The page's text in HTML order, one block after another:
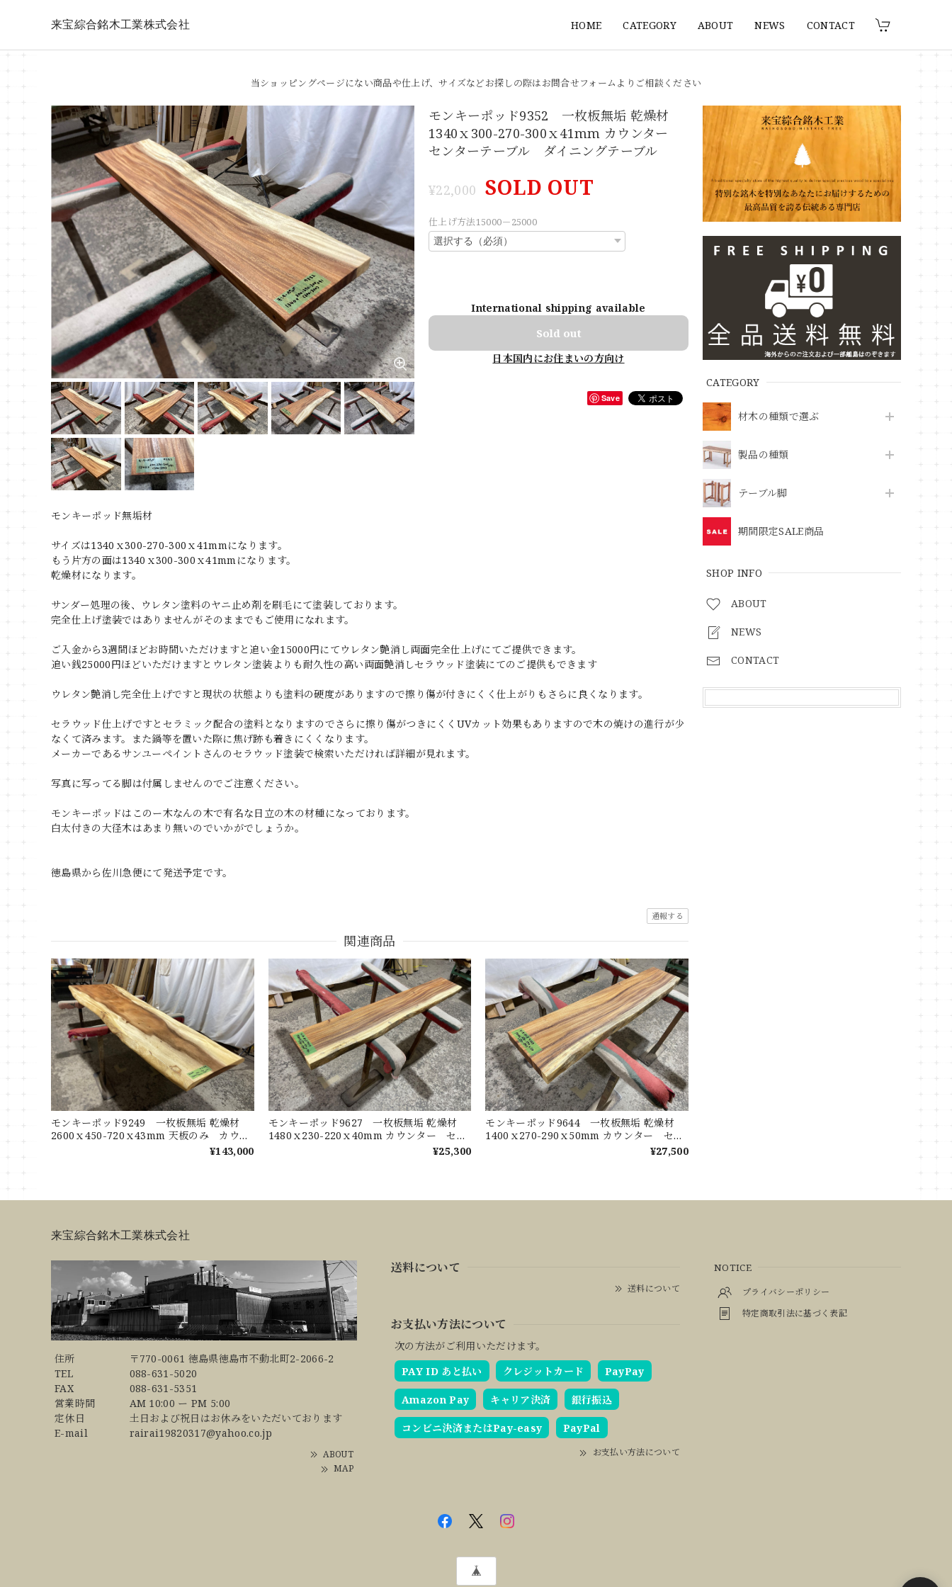
来宝綜合銘木工業株式会社 HOME CATEGORY ABOUT NEWS CONTACT
当ショッピングページにない商品や仕上げ、サイズなどお探しの際はお問合せフォームよりご相談ください
CATEGORY
材木の種類で選ぶ
製品の種類
テーブル脚
期間限定SALE商品
SHOP INFO
ABOUT
NEWS
CONTACT
モンキーポッド9352 一枚板無垢 乾燥材
1340ｘ300-270-300ｘ41mm カウンター
センターテーブル ダイニングテーブル
¥22,000 SOLD OUT
仕上げ方法15000－25000
International shipping available
Sold out
日本国内にお住まいの方向け
Save
モンキーポッド無垢材
サイズは1340ｘ300-270-300ｘ41mmになります。
もう片方の面は1340ｘ300-300ｘ41mmになります。
乾燥材になります。
サンダー処理の後、ウレタン塗料のヤニ止め剤を刷毛にて塗装しております。
完全仕上げ塗装ではありませんがそのままでもご使用になれます。
ご入金から3週間ほどお時間いただけますと追い金15000円にてウレタン艶消し両面完全仕上げにてご提供できます。
追い銭25000円ほどいただけますとウレタン塗装よりも耐久性の高い両面艶消しセラウッド塗装にてのご提供もできます
ウレタン艶消し完全仕上げですと現状の状態よりも塗料の硬度がありますので擦り傷が付きにくく仕上がりもさらに良くなります。
セラウッド仕上げですとセラミック配合の塗料となりますのでさらに擦り傷がつきにくくUVカット効果もありますので木の焼けの進行が少
なくて済みます。また鍋等を置いた際に焦げ跡も着きにくくなります。
メーカーであるサンユーペイントさんのセラウッド塗装で検索いただければ詳細が見れます。
写真に写ってる脚は付属しませんのでご注意ください。
モンキーポッドはこのー木なんの木で有名な日立の木の材種になっております。
白太付きの大径木はあまり無いのでいかがでしょうか。
徳島県から佐川急便にて発送予定です。
通報する
関連商品
モンキーポッド9249 一枚板無垢 乾燥材
2600ｘ450-720ｘ43mm 天板のみ カウン
ター センターテーブル ダイニングテーブ
¥143,000
モンキーポッド9627 一枚板無垢 乾燥材
1480ｘ230-220ｘ40mm カウンター セン
¥25,300
モンキーポッド9644 一枚板無垢 乾燥材
1400ｘ270-290ｘ50mm カウンター セン
¥27,500
来宝綜合銘木工業株式会社
住所
〒770-0061 徳島県徳島市不動北町2-2066-2
TEL
088-631-5020
FAX
088-631-5351
営業時間
AM 10:00 ー PM 5:00
定休日
土日および祝日はお休みをいただいております
E-mail
rairai19820317@yahoo.co.jp
ABOUT
MAP
送料について
送料について
お支払い方法について
次の方法がご利用いただけます。
PAY ID あと払い
クレジットカード PayPay
Amazon Pay キャリア決済 銀行振込
コンビニ決済またはPay-easy PayPal
お支払い方法について
NOTICE
プライバシーポリシー
特定商取引法に基づく表記